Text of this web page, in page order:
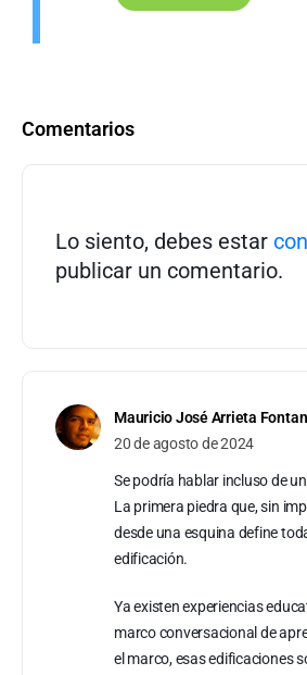
Comentarios
Lo siento, debes estar
publicar un comentario.
Mauricio José Arrieta
20 de agosto de 2024
Se podría hablar incluso de
La primera piedra que, sin
desde una esquina define
edificación.
Ya existen experiencias
marco conversacional de
el marco, esas edificaciones